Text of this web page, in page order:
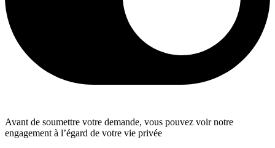
Avant de soumettre votre demande, vous pouvez voir notre
engagement à l’égard de votre vie privée